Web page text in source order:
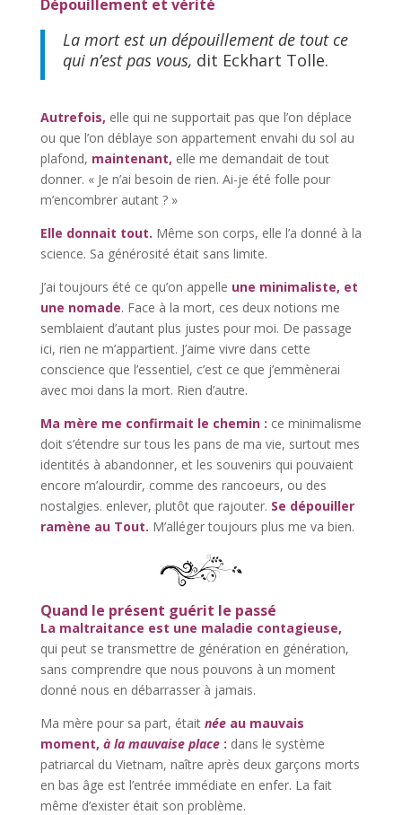
Dépouillement et vérité
La mort est un dépouillement de tout ce
qui n’est pas vous, dit Eckhart Tolle.
Autrefois, elle qui ne supportait pas que l’on déplace
ou que l’on déblaye son appartement envahi du sol au
plafond, maintenant, elle me demandait de tout
donner. « Je n’ai besoin de rien. Ai-je été folle pour
m’encombrer autant ? »
Elle donnait tout. Même son corps, elle l’a donné à la
science. Sa générosité était sans limite.
J’ai toujours été ce qu’on appelle une minimaliste, et
une nomade. Face à la mort, ces deux notions me
semblaient d’autant plus justes pour moi. De passage
ici, rien ne m’appartient. J’aime vivre dans cette
conscience que l’essentiel, c’est ce que j’emmènerai
avec moi dans la mort. Rien d’autre.
Ma mère me confirmait le chemin : ce minimalisme
doit s’étendre sur tous les pans de ma vie, surtout mes
identités à abandonner, et les souvenirs qui pouvaient
encore m’alourdir, comme des rancoeurs, ou des
nostalgies. enlever, plutôt que rajouter. Se dépouiller
ramène au Tout. M’alléger toujours plus me va bien.
Quand le présent guérit le passé
La maltraitance est une maladie contagieuse,
qui peut se transmettre de génération en génération,
sans comprendre que nous pouvons à un moment
donné nous en débarrasser à jamais.
Ma mère pour sa part, était née au mauvais
moment, à la mauvaise place: dans le système
patriarcal du Vietnam, naître après deux garçons morts
en bas âge est l’entrée immédiate en enfer. La fait
même d’exister était son problème.